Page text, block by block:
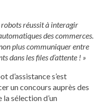
réussit à interagir
des commerces.
plus communiquer entre
dans les files d’attente ! »
d’assistance s’est
un concours auprès des
sélection d’un